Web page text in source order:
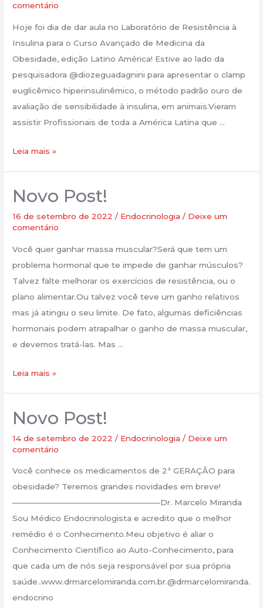
comentário
Hoje foi dia de dar aula no Laboratório de Resistência à
Insulina para o Curso Avançado de Medicina da
Obesidade, edição Latino América! Estive ao lado da
pesquisadora @diozeguadagnini para apresentar o clamp
euglicêmico hiperinsulinêmico, o método padrão ouro de
avaliação de sensibilidade à insulina, em animais.Vieram
assistir Profissionais de toda a América Latina que …
Leia mais »
Novo Post!
16 de setembro de 2022/ Endocrinologia / Deixe um
comentário
Você quer ganhar massa muscular?Será que tem um
problema hormonal que te impede de ganhar músculos?
Talvez falte melhorar os exercícios de resistência, ou o
plano alimentar.Ou talvez você teve um ganho relativos
mas já atingiu o seu limite. De fato, algumas deficiências
hormonais podem atrapalhar o ganho de massa muscular,
e devemos tratá-las. Mas …
Novo
Leia mais »
Novo Post!
14 de setembro de 2022/ Endocrinologia / Deixe um
comentário
Você conhece os medicamentos de 2ª GERAÇÃO para
obesidade? Teremos grandes novidades em breve!
——————————————————Dr. Marcelo Miranda
Sou Médico Endocrinologista e acredito que o melhor
remédio é o Conhecimento.Meu objetivo é aliar o
Conhecimento Científico ao Auto-Conhecimento, para
que cada um de nós seja responsável por sua própria
saúde..www.drmarcelomiranda.com.br.@drmarcelomiranda.
endocrino
Novo